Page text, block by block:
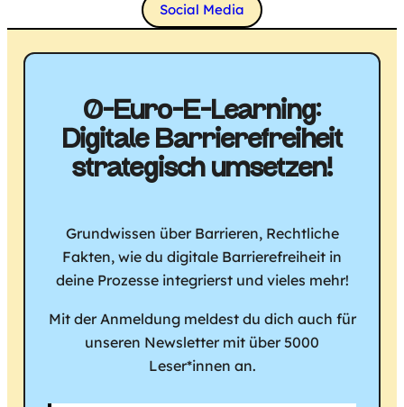
Social Media
0-Euro-E-Learning:
Digitale Barriere­freiheit
strategisch umsetzen!
Grundwissen über Barrieren, Rechtliche
Fakten, wie du digitale Barrierefreiheit in
deine Prozesse integrierst und vieles mehr!
Mit der Anmeldung meldest du dich auch für
unseren Newsletter mit über 5000
Leser*innen an.